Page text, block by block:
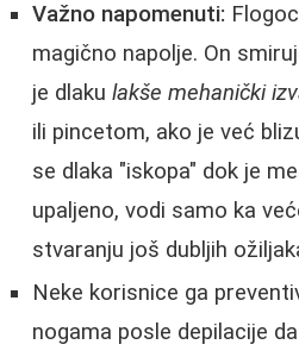
Važno napomenuti:
magično napolje. On
je dlaku lakše mehanički
ili pincetom, ako je već
se dlaka "iskopa" dok je
upaljeno, vodi samo ka
stvaranju još dubljih
Neke korisnice ga
nogama posle depilacije